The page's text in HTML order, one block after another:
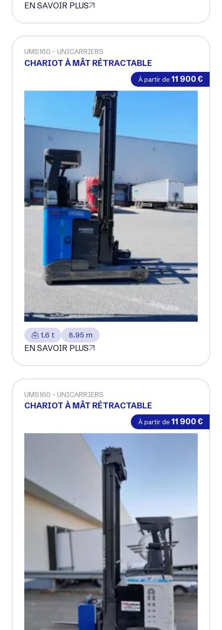
Voir matériel neuf
Occasion
EN SAVOIR PLUS
CHARIOT À MÂT RÉTRACTABLE
UNICARRIERS
UMS160
À partir de 11 900 €
1.6 t 8.95 m
EN SAVOIR PLUS
CHARIOT À MÂT RÉTRACTABLE
UNICARRIERS
UMS160
À partir de 11 900 €